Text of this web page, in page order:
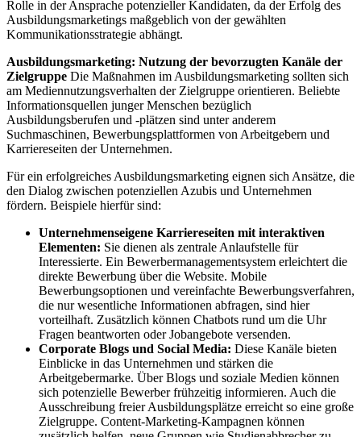
Rolle in der Ansprache potenzieller Kandidaten, da der Erfolg des
Ausbildungsmarketings maßgeblich von der gewählten
Kommunikationsstrategie abhängt.
Ausbildungsmarketing: Nutzung der bevorzugten Kanäle der
Zielgruppe Die Maßnahmen im Ausbildungsmarketing sollten sich
am Mediennutzungsverhalten der Zielgruppe orientieren. Beliebte
Informationsquellen junger Menschen bezüglich
Ausbildungsberufen und -plätzen sind unter anderem
Suchmaschinen, Bewerbungsplattformen von Arbeitgebern und
Karriereseiten der Unternehmen.
Für ein erfolgreiches Ausbildungsmarketing eignen sich Ansätze, die
den Dialog zwischen potenziellen Azubis und Unternehmen
fördern. Beispiele hierfür sind:
Unternehmenseigene Karriereseiten mit interaktiven
Elementen: Sie dienen als zentrale Anlaufstelle für
Interessierte. Ein Bewerbermanagementsystem erleichtert die
direkte Bewerbung über die Website. Mobile
Bewerbungsoptionen und vereinfachte Bewerbungsverfahren,
die nur wesentliche Informationen abfragen, sind hier
vorteilhaft. Zusätzlich können Chatbots rund um die Uhr
Fragen beantworten oder Jobangebote versenden.
Corporate Blogs und Social Media: Diese Kanäle bieten
Einblicke in das Unternehmen und stärken die
Arbeitgebermarke. Über Blogs und soziale Medien können
sich potenzielle Bewerber frühzeitig informieren. Auch die
Ausschreibung freier Ausbildungsplätze erreicht so eine große
Zielgruppe. Content-Marketing-Kampagnen können